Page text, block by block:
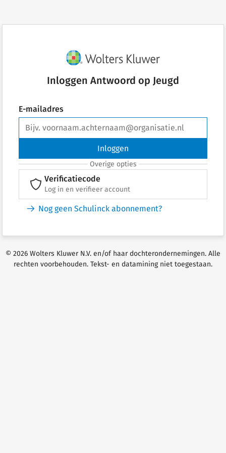
Inloggen Antwoord op Jeugd
E-mailadres
Inloggen
Overige opties
Verificatiecode
Log in en verifieer account
Nog geen Schulinck abonnement?
© 2026 Wolters Kluwer N.V. en/of haar dochterondernemingen. Alle
rechten voorbehouden. Tekst- en datamining niet toegestaan.